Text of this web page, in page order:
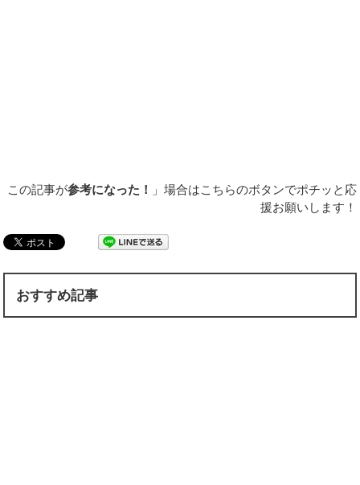
この記事が参考になった！
」場合はこちらのボタンでポチッと応
援お願いします！
おすすめ記事